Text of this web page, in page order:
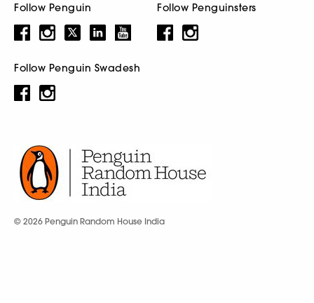
Follow Penguin Follow Penguinsters
Follow Penguin Swadesh
© 2026 Penguin Random House India